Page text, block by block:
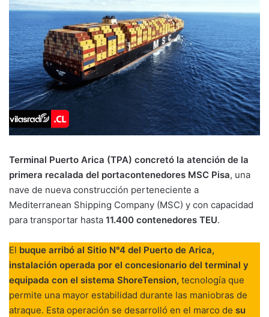
Terminal Puerto Arica (TPA) concretó la atención de la
primera recalada del portacontenedores MSC Pisa, una
nave de nueva construcción perteneciente a
Mediterranean Shipping Company (MSC) y con capacidad
para transportar hasta 11.400 contenedores TEU.
El buque arribó al Sitio N°4 del Puerto de Arica,
instalación operada por el concesionario del terminal y
equipada con el sistema ShoreTension, tecnología que
permite una mayor estabilidad durante las maniobras de
atraque. Esta operación se desarrolló en el marco de su